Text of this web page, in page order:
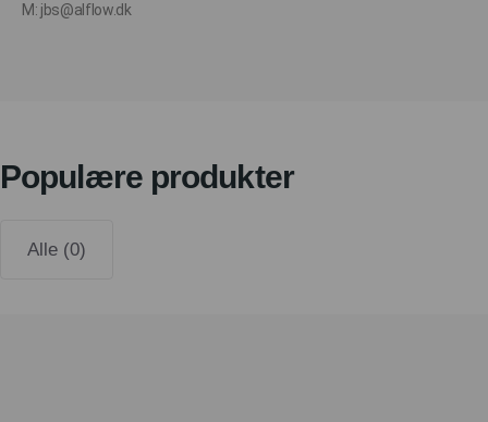
M: jbs@alflow.dk
Populære produkter
Alle (0)